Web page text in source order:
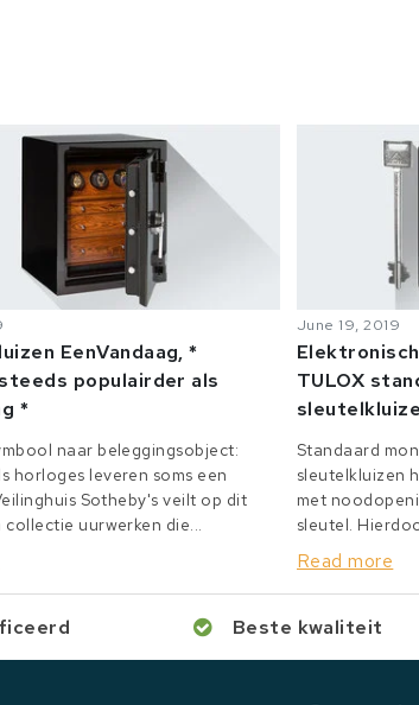
EenVandaag, *
populairder als
*
naar beleggingsobject:
horloges leveren soms een
Sotheby's veilt op dit
collectie uurwerken die...
June 19, 2019
TULOX
Standaard
sleutelkluizen
met
sleutel.
Read more
Beste kwaliteit